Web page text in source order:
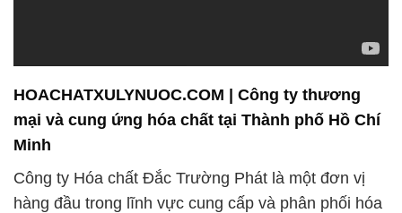
HOACHATXULYNUOC.COM | Công ty thương
mại và cung ứng hóa chất tại Thành phố Hồ Chí
Minh
Công ty Hóa chất Đắc Trường Phát là một đơn vị
hàng đầu trong lĩnh vực cung cấp và phân phối hóa